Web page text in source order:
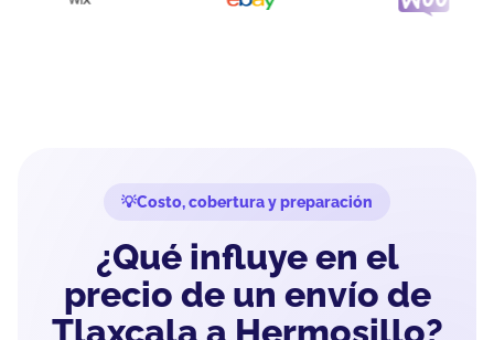
Costo, cobertura y preparación
¿Qué influye en el
precio de un envío de
Tlaxcala a Hermosillo?